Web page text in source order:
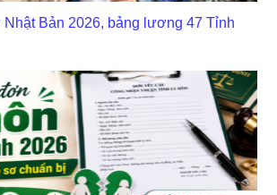
Bản 2026, bảng lương 47 Tỉnh